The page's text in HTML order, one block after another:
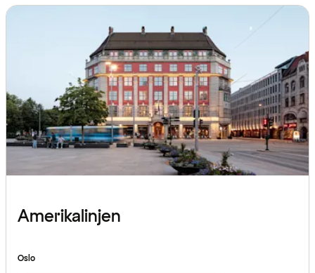
Se
Amerikalinjen
Oslo